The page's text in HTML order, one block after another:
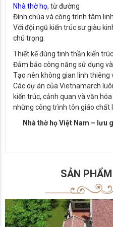
Nhà thờ họ, từ đường
Đình chùa và công trình tâm linh
Với đội ngũ kiến trúc sư giàu
chú trọng:
Thiết kế đúng tinh thần kiến
Đảm bảo công năng sử dụng
Tạo nên không gian linh thiêng
Các dự án của Vietnamarch
kiến trúc, cảnh quan và văn
những công trình tôn giáo chất
Nhà thờ họ Việt Nam –
SẢN